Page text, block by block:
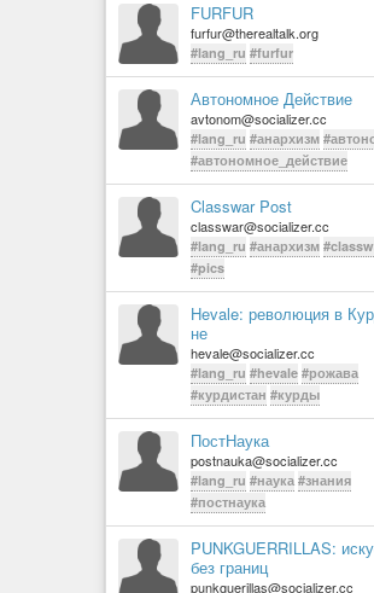
FURFUR
furfur@therealtalk.org
#lang_ru #furfur
Автономное Действие
avtonom@socializer.cc
#lang_ru #анархизм
#автономное_действие
Classwar Post
classwar@socializer.cc
#lang_ru #анархизм
#pics
Hevale: революция в
не
hevale@socializer.cc
#lang_ru #hevale #рожава
#курдистан #курды
ПостНаука
postnauka@socializer.cc
#lang_ru #наука #знания
#постнаука
PUNKGUERRILLAS:
без границ
punkguerillas@socializer.cc